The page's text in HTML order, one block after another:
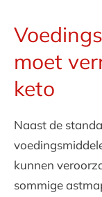
moet
keto
Naast de
kunnen
sommige